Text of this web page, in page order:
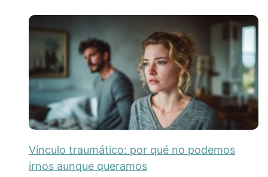
Vínculo traumático: por qué no podemos
irnos aunque queramos